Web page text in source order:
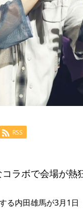
RSS
ラボで会場が熱
る内田雄馬が3月1日